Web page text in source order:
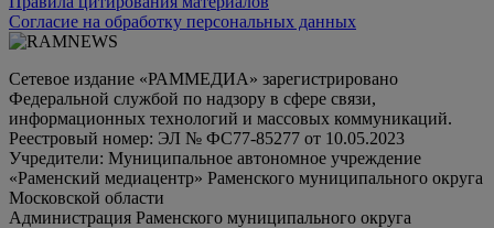
Согласие на обработку персональных данных
Сетевое издание «РАММЕДИА» зарегистрировано
Федеральной службой по надзору в сфере связи,
информационных технологий и массовых коммуникаций.
Реестровый номер: ЭЛ № ФС77-85277 от 10.05.2023
Учредители: Муниципальное автономное учреждение
«Раменский медиацентр» Раменского муниципального округа
Московской области
Администрация Раменского муниципального округа